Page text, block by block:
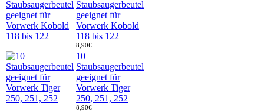
Staubsaugerbeutel
geeignet für
Vorwerk Kobold
118 bis 122
8,90€
10
Staubsaugerbeutel
geeignet für
Vorwerk Tiger
250, 251, 252
8,90€